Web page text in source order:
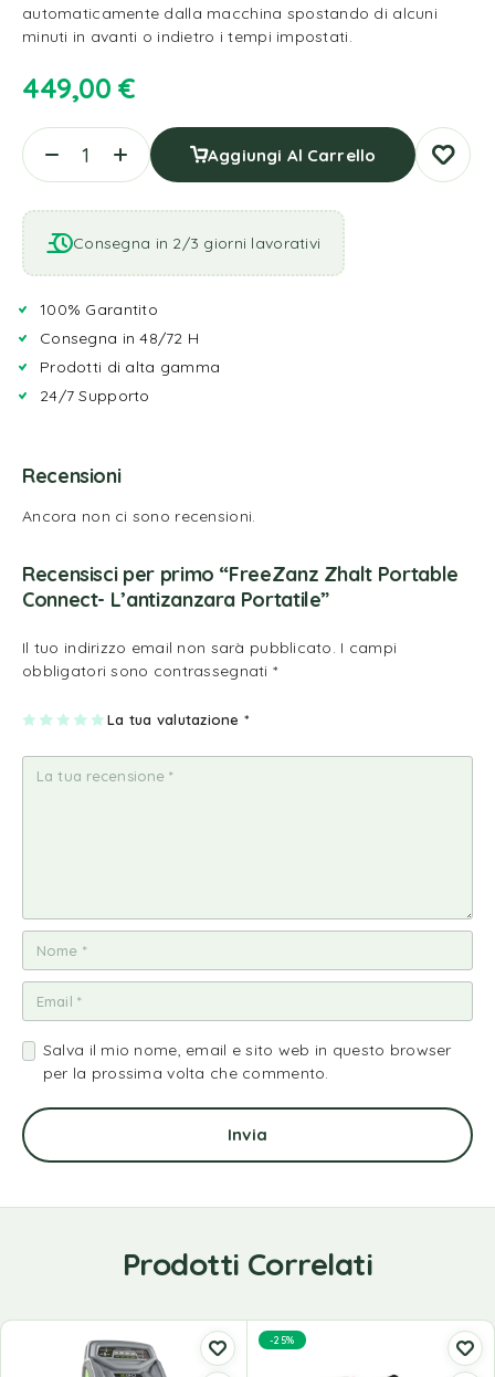
automaticamente dalla macchina spostando di alcuni
minuti in avanti o indietro i tempi impostati.
449,00 €
Aggiungi Al Carrello
Consegna in 2/3 giorni lavorativi
100% Garantito
Consegna in 48/72 H
Prodotti di alta gamma
24/7 Supporto
Recensioni
Ancora non ci sono recensioni.
Recensisci per primo “FreeZanz Zhalt Portable
Connect- L’antizanzara Portatile”
Il tuo indirizzo email non sarà pubblicato. I campi
obbligatori sono contrassegnati *
La tua valutazione *
1
a
2
e
su
5
3
e
su
5
4
e
su
5
5
e
su
5
Salva il mio nome, email e sito web in questo browser
per la prossima volta che commento.
Prodotti Correlati
-25%